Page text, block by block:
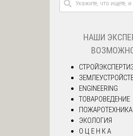
НАШИ
ENGINEERING
ТОВАРОВЕДЕНИЕ
ПОЖАРОТЕХНИКА
ЭКОЛОГИЯ
О Ц Е Н К А